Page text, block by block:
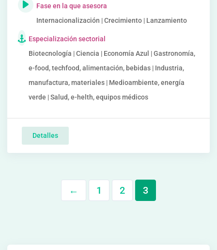
Fase en la que asesora
Internacionalización | Crecimiento | Lanzamiento
Especialización sectorial
Biotecnología | Ciencia | Economía Azul | Gastronomía,
e-food, techfood, alimentación, bebidas | Industria,
manufactura, materiales | Medioambiente, energía
verde | Salud, e-helth, equipos médicos
Detalles
← 1 2 3